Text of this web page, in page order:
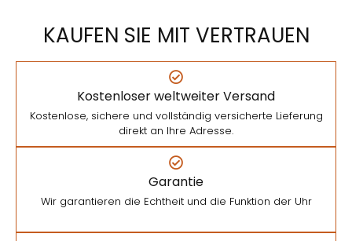
KAUFEN SIE MIT VERTRAUEN
Kostenloser weltweiter Versand
Kostenlose, sichere und vollständig versicherte Lieferung
direkt an Ihre Adresse.
Garantie
Wir garantieren die Echtheit und die Funktion der Uhr